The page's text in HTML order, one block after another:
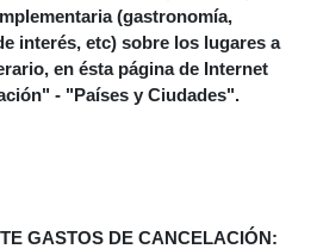
(gastronomía,
interés, etc) sobre los lugares a
en ésta página de Internet
- "Países y Ciudades".
GASTOS DE CANCELACIÓN: